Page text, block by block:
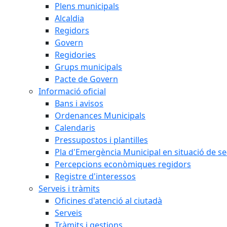
Plens municipals
Alcaldia
Regidors
Govern
Regidories
Grups municipals
Pacte de Govern
Informació oficial
Bans i avisos
Ordenances Municipals
Calendaris
Pressupostos i plantilles
Pla d'Emergència Municipal en situació de
Percepcions econòmiques regidors
Registre d'interessos
Serveis i tràmits
Oficines d'atenció al ciutadà
Serveis